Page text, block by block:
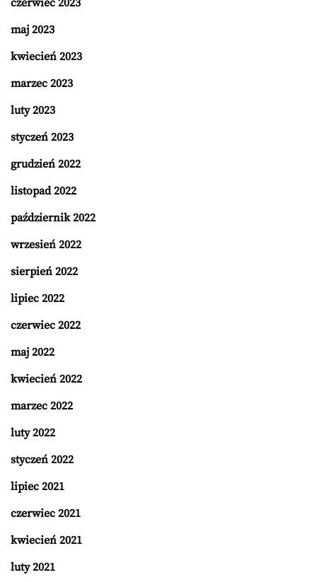
czerwiec 2023
maj 2023
kwiecień 2023
marzec 2023
luty 2023
styczeń 2023
grudzień 2022
listopad 2022
październik 2022
wrzesień 2022
sierpień 2022
lipiec 2022
czerwiec 2022
maj 2022
kwiecień 2022
marzec 2022
luty 2022
styczeń 2022
lipiec 2021
czerwiec 2021
kwiecień 2021
luty 2021